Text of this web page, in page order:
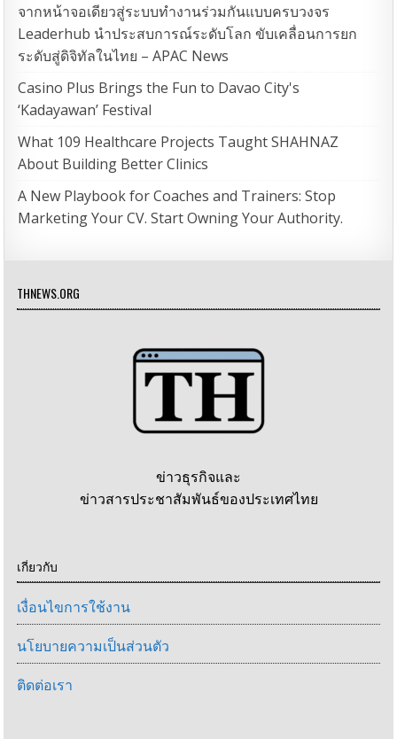
จากหน้าจอเดียวสู่ระบบทำงานร่วมกันแบบครบวงจร
Leaderhub นำประสบการณ์ระดับโลก ขับเคลื่อนการยก
ระดับสู่ดิจิทัลในไทย – APAC News
Casino Plus Brings the Fun to Davao City's
‘Kadayawan’ Festival
What 109 Healthcare Projects Taught SHAHNAZ
About Building Better Clinics
A New Playbook for Coaches and Trainers: Stop
Marketing Your CV. Start Owning Your Authority.
THNEWS.ORG
ข่าวธุรกิจและ
ข่าวสารประชาสัมพันธ์ของประเทศไทย
เกี่ยวกับ
เงื่อนไขการใช้งาน
นโยบายความเป็นส่วนตัว
ติดต่อเรา